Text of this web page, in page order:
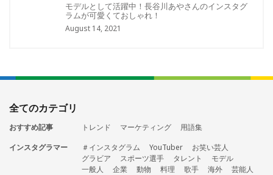
モデルとして活躍中！長谷川あやさんのインスタグ
ラムが可愛くておしゃれ！
August 14, 2021
全てのカテゴリ
おすすめ記事 トレンド マーケティング
用語集
インスタグラマー
＃インスタグラム YouTuber
お笑い芸人
グラビア
スポーツ選手 タレント
モデル
一般人
企業 動物 料理 歌手 海外
芸能人